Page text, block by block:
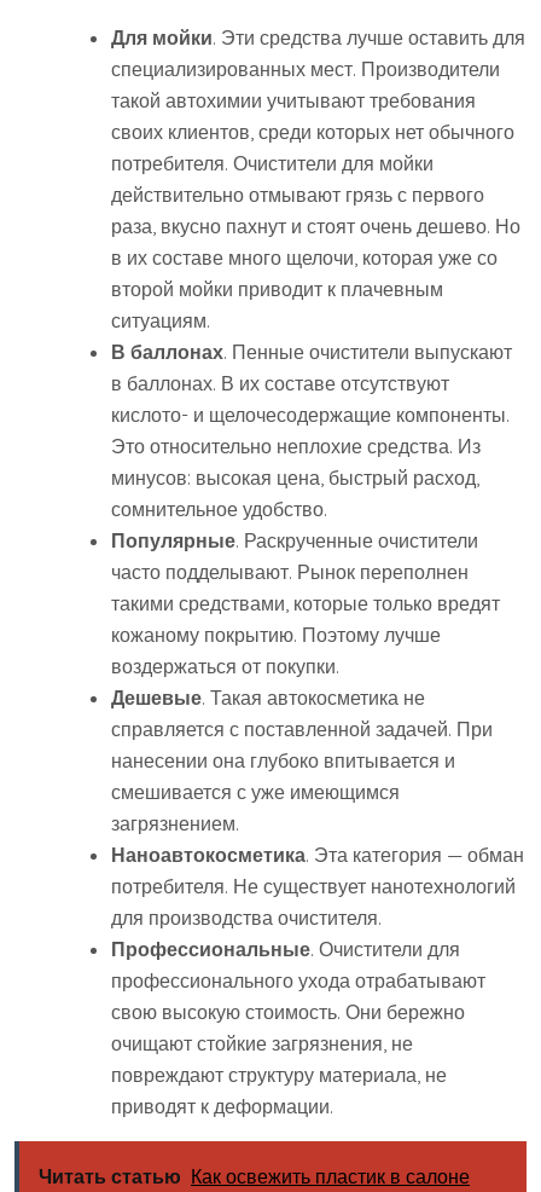
Для мойки. Эти средства лучше оставить для
специализированных мест. Производители
такой автохимии учитывают требования
своих клиентов, среди которых нет обычного
потребителя. Очистители для мойки
действительно отмывают грязь с первого
раза, вкусно пахнут и стоят очень дешево. Но
в их составе много щелочи, которая уже со
второй мойки приводит к плачевным
ситуациям.
В баллонах. Пенные очистители выпускают
в баллонах. В их составе отсутствуют
кислото- и щелочесодержащие компоненты.
Это относительно неплохие средства. Из
минусов: высокая цена, быстрый расход,
сомнительное удобство.
Популярные. Раскрученные очистители
часто подделывают. Рынок переполнен
такими средствами, которые только вредят
кожаному покрытию. Поэтому лучше
воздержаться от покупки.
Дешевые. Такая автокосметика не
справляется с поставленной задачей. При
нанесении она глубоко впитывается и
смешивается с уже имеющимся
загрязнением.
Наноавтокосметика. Эта категория — обман
потребителя. Не существует нанотехнологий
для производства очистителя.
Профессиональные. Очистители для
профессионального ухода отрабатывают
свою высокую стоимость. Они бережно
очищают стойкие загрязнения, не
повреждают структуру материала, не
приводят к деформации.
Читать статью Как освежить пластик в салоне